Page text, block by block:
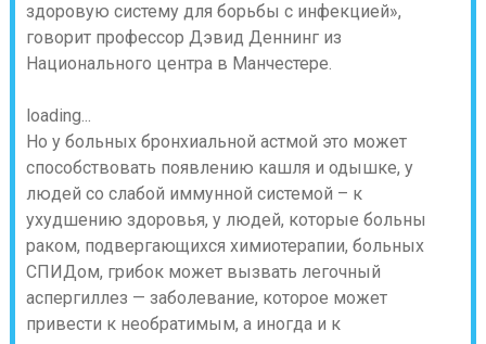
здоровую систему для борьбы с инфекцией»,
говорит профессор Дэвид Деннинг из
Национального центра в Манчестере.
loading...
Но у больных бронхиальной астмой это может
способствовать появлению кашля и одышке, у
людей со слабой иммунной системой – к
ухудшению здоровья, у людей, которые больны
раком, подвергающихся химиотерапии, больных
СПИДом, грибок может вызвать легочный
аспергиллез — заболевание, которое может
привести к необратимым, а иногда и к